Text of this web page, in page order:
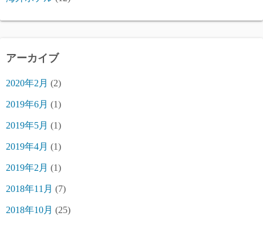
アーカイブ
2020年2月 (2)
2019年6月 (1)
2019年5月 (1)
2019年4月 (1)
2019年2月 (1)
2018年11月 (7)
2018年10月 (25)